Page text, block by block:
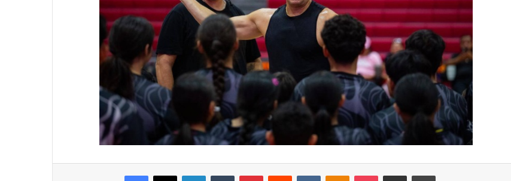
Facebook
X LinkedInTumblr PinterestReddit VKontakteOdnoklassniki
Pocket Compartir por correo electrónicoImprimir